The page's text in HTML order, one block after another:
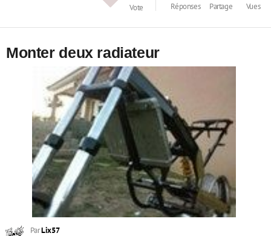
Vote Réponses Partage Vues
Monter deux radiateur
ParLix57